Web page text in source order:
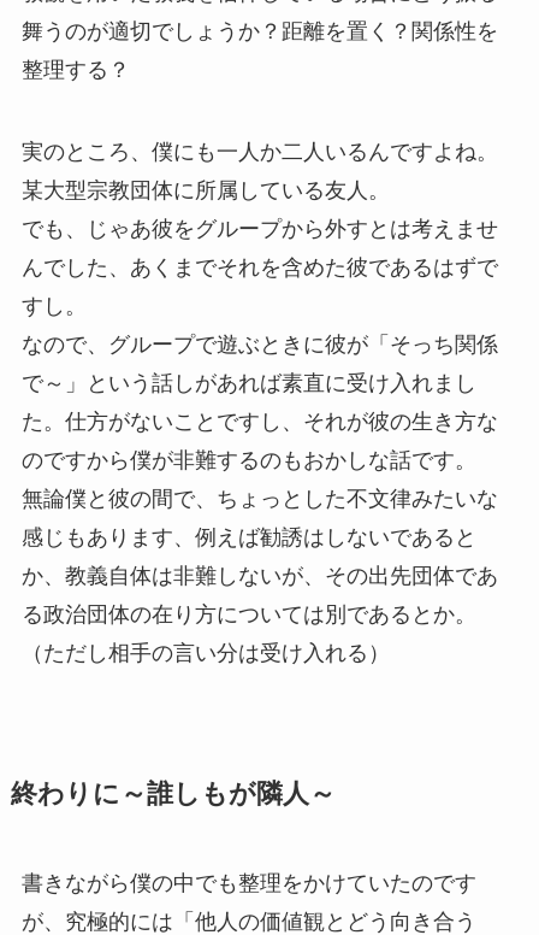
舞うのが適切でしょうか？距離を置く？関係性を
整理する？
実のところ、僕にも一人か二人いるんですよね。
某大型宗教団体に所属している友人。
でも、じゃあ彼をグループから外すとは考えませ
んでした、あくまでそれを含めた彼であるはずで
すし。
なので、グループで遊ぶときに彼が「そっち関係
で～」という話しがあれば素直に受け入れまし
た。仕方がないことですし、それが彼の生き方な
のですから僕が非難するのもおかしな話です。
無論僕と彼の間で、ちょっとした不文律みたいな
感じもあります、例えば勧誘はしないであると
か、教義自体は非難しないが、その出先団体であ
る政治団体の在り方については別であるとか。
（ただし相手の言い分は受け入れる）
終わりに～誰しもが隣人～
書きながら僕の中でも整理をかけていたのです
が、究極的には「他人の価値観とどう向き合う